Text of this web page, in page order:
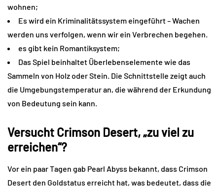
wohnen;
Es wird ein Kriminalitätssystem eingeführt – Wachen
werden uns verfolgen, wenn wir ein Verbrechen begehen.
es gibt kein Romantiksystem;
Das Spiel beinhaltet Überlebenselemente wie das
Sammeln von Holz oder Stein. Die Schnittstelle zeigt auch
die Umgebungstemperatur an, die während der Erkundung
von Bedeutung sein kann.
Versucht Crimson Desert, „zu viel zu
erreichen“?
Vor ein paar Tagen gab Pearl Abyss bekannt, dass Crimson
Desert den Goldstatus erreicht hat, was bedeutet, dass die